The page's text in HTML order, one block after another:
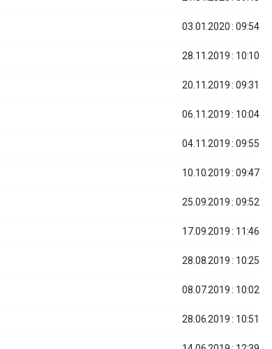
03.01.2020 : 09:54
28.11.2019 : 10:10
20.11.2019 : 09:31
06.11.2019 : 10:04
04.11.2019 : 09:55
10.10.2019 : 09:47
25.09.2019 : 09:52
17.09.2019 : 11:46
28.08.2019 : 10:25
08.07.2019 : 10:02
28.06.2019 : 10:51